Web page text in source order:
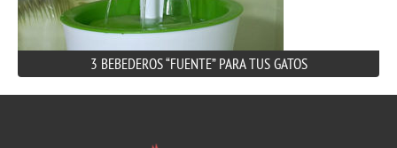
3 BEBEDEROS “FUENTE” PARA TUS GATOS